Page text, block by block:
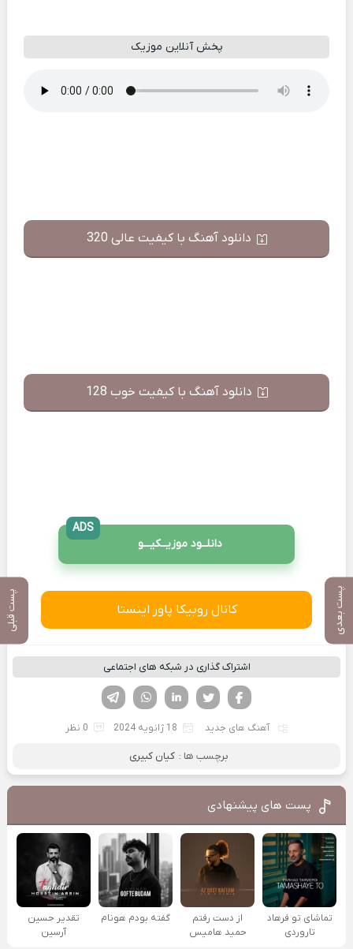
پست بعدی پست قبلی
پخش آنلاین موزیک
دانلود آهنگ با کیفیت عالی 320
دانلود آهنگ با کیفیت خوب 128
دانلــود موزیــکیـــو
ADS
کانال روبیکا پاور اینستا
اشتراک گذاری در شبکه های اجتماعی
لینکدین تویتر
فیسوک
آهنگ های جدید 18 ژانویه 2024 0 نظر
برچسب ها : کیان کبیری
پست های پیشنهادی
تماشای تو فرهاد
تاروردی
از دست رفتم
حمید هامیس
گفته بودم هونام
تقدیر حسین
آرسین